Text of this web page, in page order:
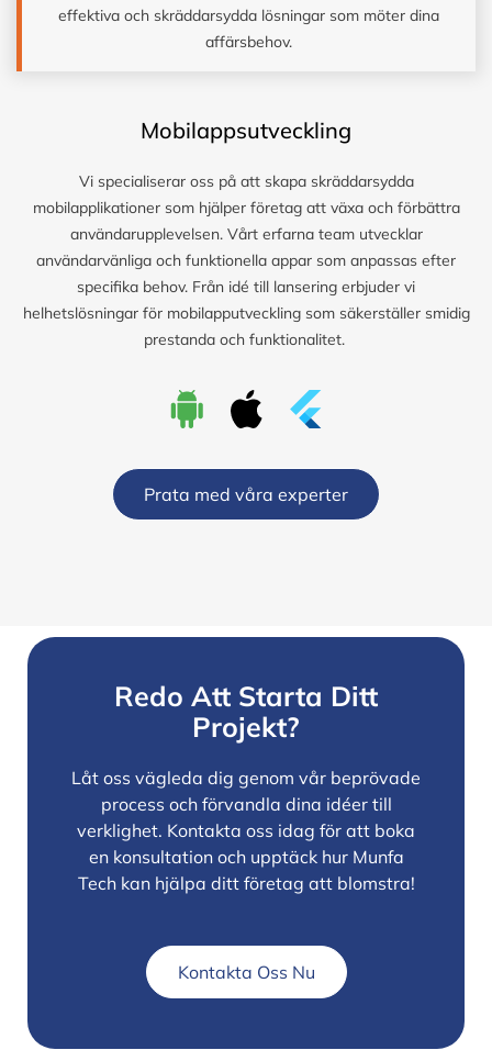
effektiva och skräddarsydda lösningar som möter dina
affärsbehov.
Mobilappsutveckling
Vi specialiserar oss på att skapa skräddarsydda
mobilapplikationer som hjälper företag att växa och förbättra
användarupplevelsen. Vårt erfarna team utvecklar
användarvänliga och funktionella appar som anpassas efter
specifika behov. Från idé till lansering erbjuder vi
helhetslösningar för mobilapputveckling som säkerställer smidig
prestanda och funktionalitet.
Prata med våra experter
Redo Att Starta Ditt
Projekt?
Låt oss vägleda dig genom vår beprövade
process och förvandla dina idéer till
verklighet. Kontakta oss idag för att boka
en konsultation och upptäck hur Munfa
Tech kan hjälpa ditt företag att blomstra!
Kontakta Oss Nu